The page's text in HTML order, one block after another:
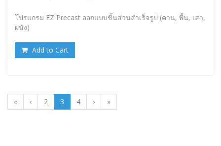
โปรแกรม EZ Precast ออกแบบชิ้นส่วนสำเร็จรูป (คาน, พื้น, เสา,
ผนัง)
Add to Cart
« ‹ 2 3 4 › »